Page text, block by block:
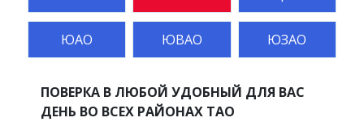
ЮАО ЮВАО ЮЗАО
ПОВЕРКА В ЛЮБОЙ УДОБНЫЙ ДЛЯ ВАС
ДЕНЬ ВО ВСЕХ РАЙОНАХ ТАО